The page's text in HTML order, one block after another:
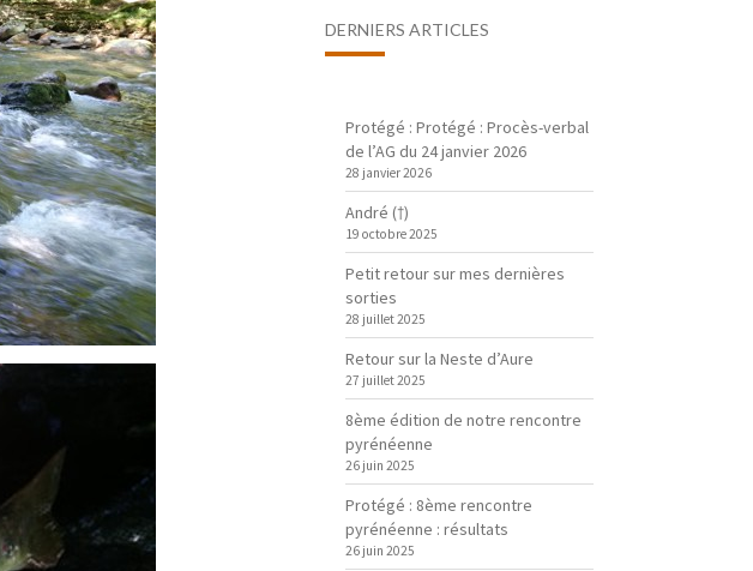
DERNIERS ARTICLES
Protégé : Protégé : Procès-verbal
de l’AG du 24 janvier 2026
28 janvier 2026
André (†)
19 octobre 2025
Petit retour sur mes dernières
sorties
28 juillet 2025
Retour sur la Neste d’Aure
27 juillet 2025
8ème édition de notre rencontre
pyrénéenne
26 juin 2025
Protégé : 8ème rencontre
pyrénéenne : résultats
26 juin 2025